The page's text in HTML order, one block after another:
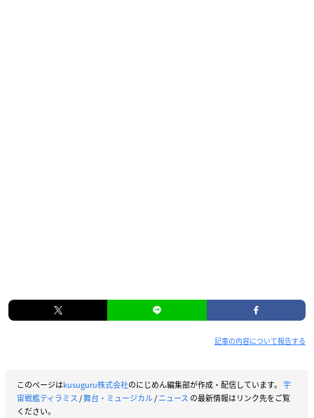
記事の内容について報告する
このページはkusuguru株式会社のにじめん編集部が作成・配信しています。 宇
宙戦艦ティラミス/舞台・ミュージカル/ニュース の最新情報はリンク先をご覧
ください。